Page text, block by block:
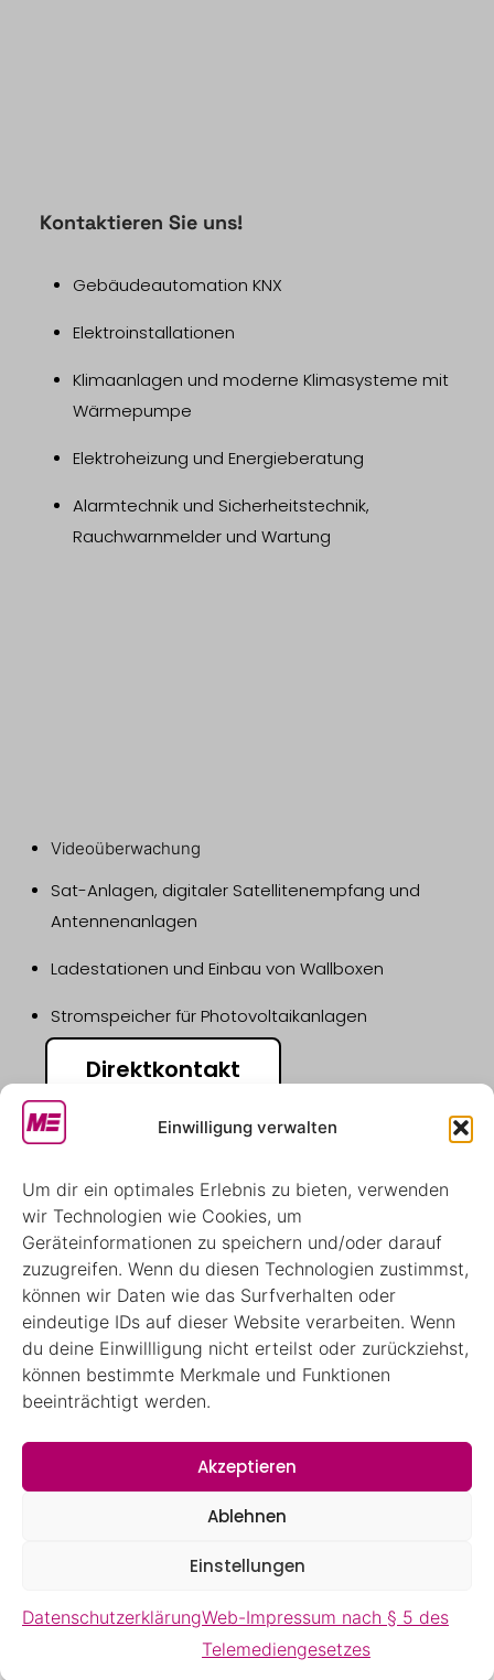
Einwilligung verwalten
Um dir ein optimales Erlebnis zu bieten, verwenden
wir Technologien wie Cookies, um
Geräteinformationen zu speichern und/oder darauf
zuzugreifen. Wenn du diesen Technologien zustimmst,
können wir Daten wie das Surfverhalten oder
eindeutige IDs auf dieser Website verarbeiten. Wenn
du deine Einwillligung nicht erteilst oder zurückziehst,
können bestimmte Merkmale und Funktionen
beeinträchtigt werden.
Akzeptieren
Ablehnen
Einstellungen
DatenschutzerklärungWeb-Impressum nach § 5 des
Telemediengesetzes
Kontaktieren Sie uns!
Gebäudeautomation KNX
Elektroinstallationen
Klimaanlagen und moderne Klimasysteme mit
Wärmepumpe
Elektroheizung und Energieberatung
Alarmtechnik und Sicherheitstechnik,
Rauchwarnmelder und Wartung
Videoüberwachung
Sat-Anlagen, digitaler Satellitenempfang und
Antennenanlagen
Ladestationen und Einbau von Wallboxen
Stromspeicher für Photovoltaikanlagen
Direktkontakt
Impressum
Datenschutzerklärung
© 2025 Maier + Egeler Elektrotechnik GmbH